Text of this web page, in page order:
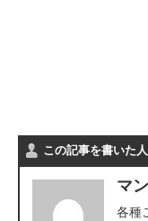
この記事を書いた人
マ
各種